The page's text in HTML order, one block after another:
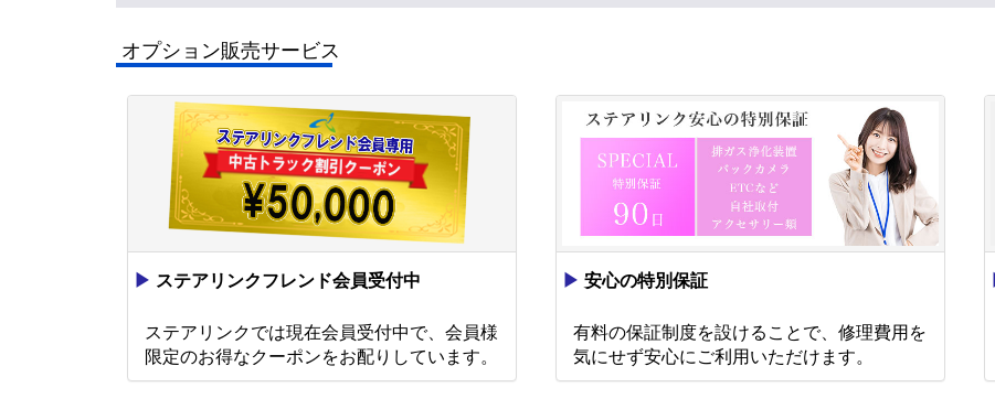
オプション販売サービス
▶ ステアリンクフレンド会員受付中
ステアリンクでは現在会員受付中で、会員様
限定のお得なクーポンをお配りしています。
▶ 安心の特別保証
有料の保証制度を設けることで、修理費用を
気にせず安心にご利用いただけます。